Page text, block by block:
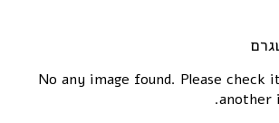
No any image found. Please
another